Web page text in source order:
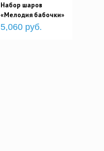
Набор шаров
«Мелодия бабочки»
5,060 руб.